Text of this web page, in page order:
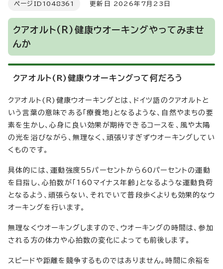
ページID 1048361 更新日 2026年7月23日
クアオルト(R)健康ウオーキングやってみませ
んか
クアオルト(R)健康ウオーキングって何だろう
クアオルト(R)健康ウオーキングとは、ドイツ語のクアオルトと
いう言葉の意味である「療養地」となるような、自然やまちの要
素を生かし、心身に良い効果が期待できるコースを、風や太陽
の光を浴びながら、無理なく、頑張りすぎずウオーキングしてい
くものです。
具体的には、運動強度55パーセントから60パーセントの運動
を目指し、心拍数が「160マイナス年齢」となるような運動負荷
となるよう、頑張らない、それでいて普段歩くよりも効果的なウ
オーキングを行います。
無理なくウオーキングしますので、ウオーキングの時間は、参加
される方の体力や心拍数の変化によっても前後します。
スピードや距離を競争するものではありません。時間に余裕を